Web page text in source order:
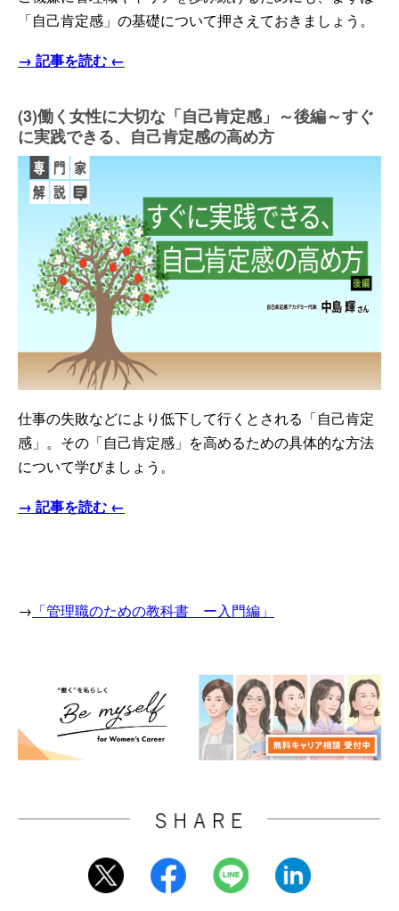
「自己肯定感」の基礎について押さえておきましょう。
→ 記事を読む ←
(3)働く女性に大切な「自己肯定感」～後編～すぐ
に実践できる、自己肯定感の高め方
仕事の失敗などにより低下して行くとされる「自己肯定
感」。その「自己肯定感」を高めるための具体的な方法
について学びましょう。
→ 記事を読む ←
→ 「管理職のための教科書 ー入門編」